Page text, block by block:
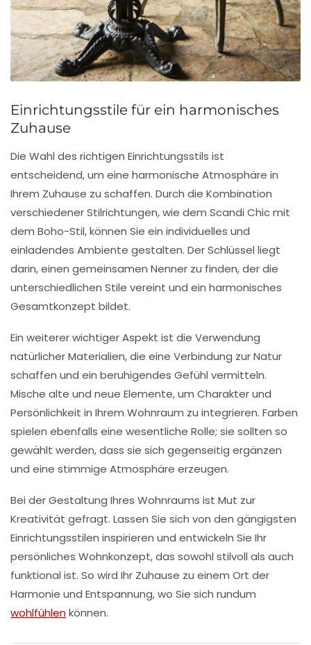
Einrichtungsstile für ein harmonisches
Zuhause
Die Wahl des richtigen Einrichtungsstils ist
entscheidend, um eine harmonische Atmosphäre in
Ihrem Zuhause zu schaffen. Durch die Kombination
verschiedener Stilrichtungen, wie dem Scandi Chicmit
dem Boho-Stil, können Sie ein individuelles und
einladendes Ambiente gestalten. Der Schlüssel liegt
darin, einen gemeinsamen Nenner zu finden, der die
unterschiedlichen Stile vereint und ein harmonisches
Gesamtkonzept bildet.
Ein weiterer wichtiger Aspekt ist die Verwendung
natürlicher Materialien, die eine Verbindung zur Natur
schaffen und ein beruhigendes Gefühl vermitteln.
Mische alte und neue Elemente, um Charakter und
Persönlichkeit in Ihrem Wohnraum zu integrieren. Farben
spielen ebenfalls eine wesentliche Rolle; sie sollten so
gewählt werden, dass sie sich gegenseitig ergänzen
und eine stimmige Atmosphäre erzeugen.
Bei der Gestaltung Ihres Wohnraums ist Mut zur
Kreativität gefragt. Lassen Sie sich von den gängigsten
Einrichtungsstilen inspirieren und entwickeln Sie Ihr
persönliches Wohnkonzept, das sowohl stilvoll als auch
funktional ist. So wird Ihr Zuhause zu einem Ort der
Harmonie und Entspannung, wo Sie sich rundum
wohlfühlenkönnen.